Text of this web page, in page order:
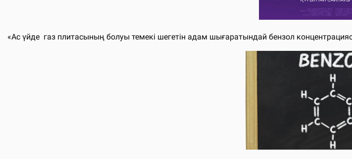
«Ас үйде газ плитасының болуы темекі шегетін адам шығаратындай бензол